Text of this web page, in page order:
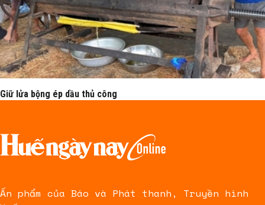
Giữ lửa bộng ép dầu thủ công
Ấn phẩm của Báo và Phát thanh, Truyền hình